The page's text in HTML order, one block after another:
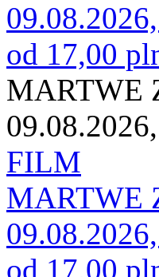
od 17,00
MARTWE
FILM
MARTWE
od 17,00